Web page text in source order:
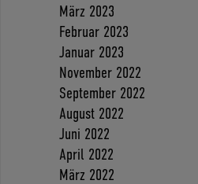
März 2023
Februar 2023
Januar 2023
November 2022
September 2022
August 2022
Juni 2022
April 2022
März 2022